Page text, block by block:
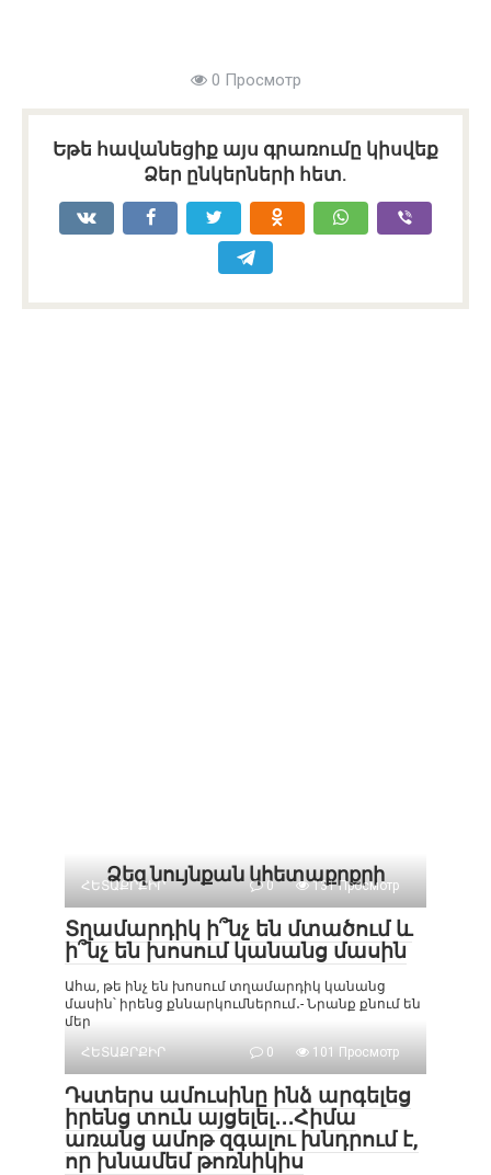
0 Просмотр
Եթե հավանեցիք այս գրառումը կիսվեք
Ձեր ընկերների հետ.
Ձեզ նույնքան կհետաքրքրի
ՀԵՏԱՔՐՔԻՐ 0 131 Просмотр
Տղամարդիկ ի՞նչ են մտածում և
ի՞նչ են խոսում կանանց մասին
Ահա, թե ինչ են խոսում տղամարդիկ կանանց
մասին՝ իրենց քննարկումներում․- Նրանք քնում են
մեր
ՀԵՏԱՔՐՔԻՐ
0 101 Просмотр
Դստերս ամուսինը ինձ արգելեց
իրենց տուն այցելել․․․Հիմա
առանց ամոթ զգալու խնդրում է,
որ խնամեմ թոռնիկիս